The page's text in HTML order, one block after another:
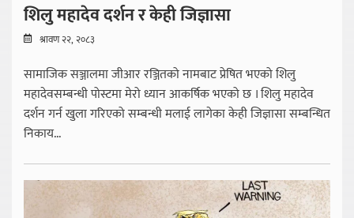
शिलु महादेव दर्शन र केही जिज्ञासा
श्रावण २२, २०८३
सामाजिक सञ्जालमा जीआर रञ्जितको नामबाट प्रेषित भएको शिलु
महादेवसम्बन्धी पोस्टमा मेरो ध्यान आकर्षिक भएको छ । शिलु महादेव
दर्शन गर्न खुला गरिएको सम्बन्धी मलाई लागेका केही जिज्ञासा सम्बन्धित
निकाय...